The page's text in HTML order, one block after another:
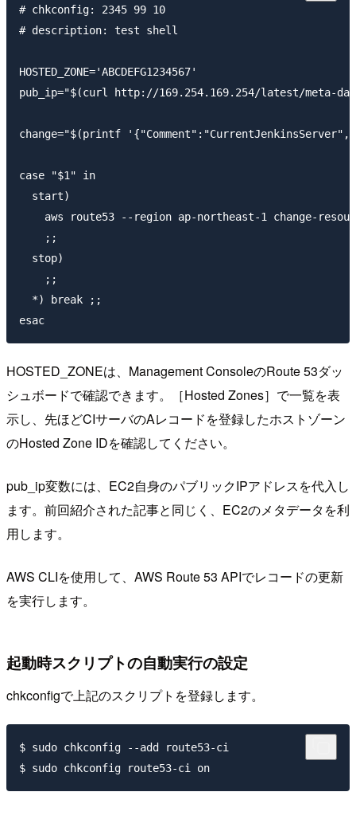
# chkconfig: 2345 99 10
# description: test shell
HOSTED_ZONE='ABCDEFG1234567'
pub_ip="$(curl http://169.254.169.254/latest/meta-
change="$(printf
case "$1" in
  start)
aws route53 --region ap-northeast-1 change-
    ;;
  stop)
    ;;
  *) break ;;
HOSTED_ZONEは、Management ConsoleのRoute 53ダッ
シュボードで確認できます。［Hosted Zones］で一覧を表
示し、先ほどCIサーバのAレコードを登録したホストゾーン
のHosted Zone IDを確認してください。
pub_ip変数には、EC2自身のパブリックIPアドレスを代入し
ます。前回紹介された記事と同じく、EC2のメタデータを利
用します。
AWS CLIを使用して、AWS Route 53 APIでレコードの更新
を実行します。
起動時スクリプトの自動実行の設定
chkconfigで上記のスクリプトを登録します。
$ sudo chkconfig --add route53-ci